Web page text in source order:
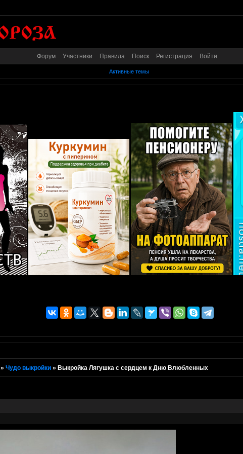
Форум Участники Правила Поиск Регистрация Войти
Активные темы
»Чудо выкройки » Выкройка Лягушка с сердцем к Дню Влюбленных